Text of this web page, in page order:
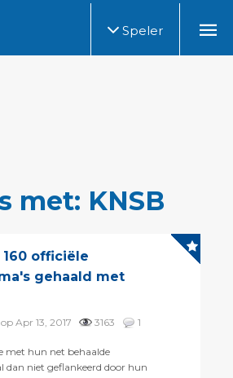
Speler
met: KNSB
officiële
gehaald met
op Apr 13, 2017 3163 1
met hun net behaalde
dan niet geflankeerd door hun